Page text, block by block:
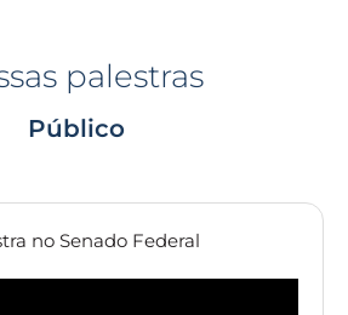
palestras
Público
no Senado Federal